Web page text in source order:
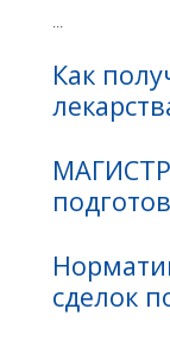
...
Как
сделок